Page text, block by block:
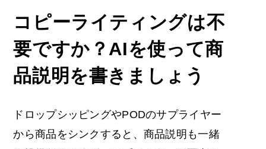
コピーライティングは不
要ですか？AIを使って商
品説明を書きましょう
ドロップシッピングやPODのサプライヤー
から商品をシンクすると、商品説明も一緒